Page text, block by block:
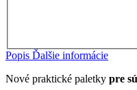
Popis Ďalšie informácie
Nové praktické paletky pre